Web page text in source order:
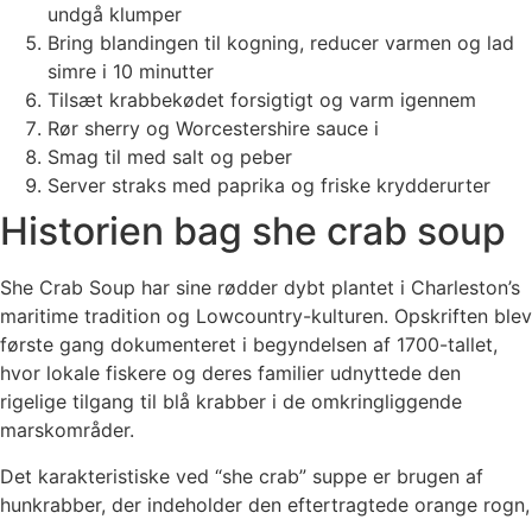
undgå klumper
Bring blandingen til kogning, reducer varmen og lad
simre i 10 minutter
Tilsæt krabbekødet forsigtigt og varm igennem
Rør sherry og Worcestershire sauce i
Smag til med salt og peber
Server straks med paprika og friske krydderurter
Historien bag she crab soup
She Crab Soup har sine rødder dybt plantet i Charleston’s
maritime tradition og Lowcountry-kulturen. Opskriften blev
første gang dokumenteret i begyndelsen af 1700-tallet,
hvor lokale fiskere og deres familier udnyttede den
rigelige tilgang til blå krabber i de omkringliggende
marskområder.
Det karakteristiske ved “she crab” suppe er brugen af
hunkrabber, der indeholder den eftertragtede orange rogn,